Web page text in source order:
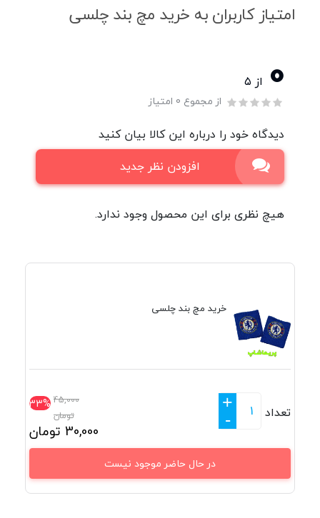
امتیاز کاربران به خرید مچ بند چلسی
0 از ۵
از مجموع 0 امتیاز
دیدگاه خود را درباره این کالا بیان کنید
افزودن نظر جدید
هیچ نظری برای این محصول وجود ندارد.
خرید مچ بند چلسی
33%45,000
تومان
30,000 تومان
تعداد
+
-
در حال حاضر موجود نیست